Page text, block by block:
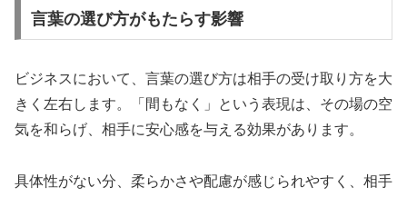
言葉の選び方がもたらす影響
ビジネスにおいて、言葉の選び方は相手の受け取り方を大
きく左右します。「間もなく」という表現は、その場の空
気を和らげ、相手に安心感を与える効果があります。
具体性がない分、柔らかさや配慮が感じられやすく、相手